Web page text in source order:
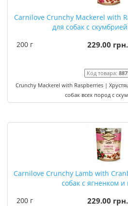
Carnilove Crunchy Mackerel with
для собак с
200 г
229.00 грн.
Код товара:
Crunchy Mackerel with Raspberries |
собак всех пород с
Carnilove Crunchy Lamb with
собак с ягненком и
200 г
229.00 грн.